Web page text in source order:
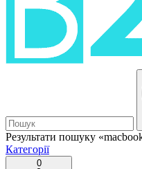
Результати пошуку
Категорії
0